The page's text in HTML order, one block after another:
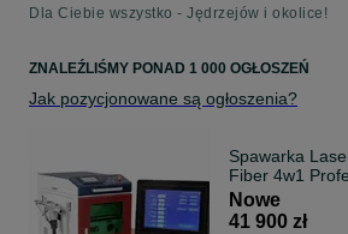
Dla Ciebie wszystko - Jędrzejów i okolice!
ZNALEŹLIŚMY PONAD 1 000 OGŁOSZEŃ
Jak pozycjonowane są ogłoszenia?
Spawarka
Fiber 4w1
Sokół
Nowe
41 900 zł